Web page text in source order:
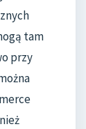
tam
przy